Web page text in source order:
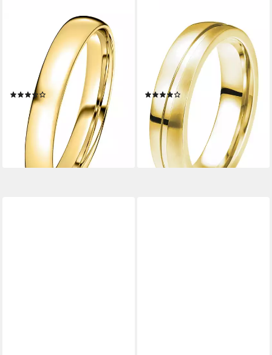
Trauring Schmuck Geschenk
Silber 925 Trauring Ehering
Partnerring LIEBE, wahlweise
mit oder ohne Zirkonia
(12)
ab 66,67 € UVP 74,90 €
lieferbar - in 1-2 Werktagen bei dir
Trauring Schmuck Geschenk
Silber 925 Trauring Ehering
Partnerring LIEBE, wahlweise
mit oder ohne Zirkonia
(23)
ab 78,78 € UVP 99,90 €
-21%
lieferbar - in 1-2 Werktagen bei dir